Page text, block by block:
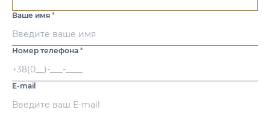
Ваше имя *
Номер телефона *
E-mail